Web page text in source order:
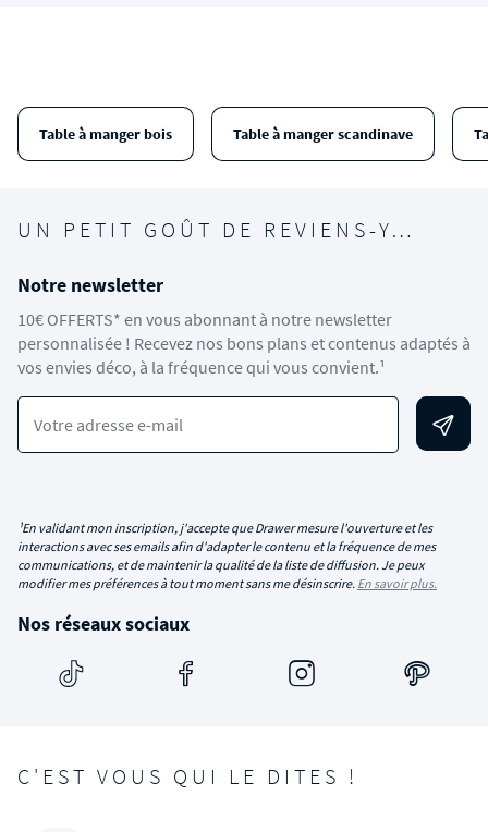
Table à manger bois Table à manger scandinave
UN PETIT GOÛT DE REVIENS-Y…
Notre newsletter
10€ OFFERTS* en vous abonnant à notre newsletter
personnalisée ! Recevez nos bons plans et contenus adaptés à
vos envies déco, à la fréquence qui vous convient.¹
Votre adresse e-mail
¹En validant mon inscription, j'accepte que Drawer mesure l'ouverture et les
interactions avec ses emails afin d'adapter le contenu et la fréquence de mes
communications, et de maintenir la qualité de la liste de diffusion. Je peux
modifier mes préférences à tout moment sans me désinscrire. En savoir plus.
Nos réseaux sociaux
C'EST VOUS QUI LE DITES !